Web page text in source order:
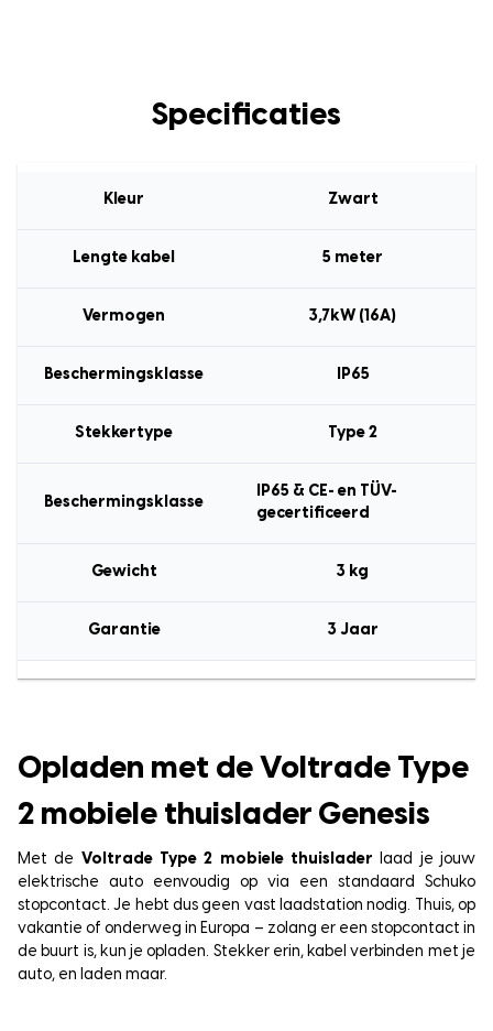
Specificaties
Kleur Zwart
Lengte kabel 5 meter
Vermogen 3,7kW (16A)
Beschermingsklasse IP65
Stekkertype Type 2
Beschermingsklasse
IP65 & CE- en TÜV-
gecertificeerd
Gewicht 3 kg
Garantie 3 Jaar
Opladen met de Voltrade Type
2 mobiele thuislader Genesis
Met de Voltrade Type 2 mobiele thuislader
laad je jouw
elektrische auto eenvoudig op via een standaard Schuko
stopcontact. Je hebt dus geen vast laadstation nodig. Thuis, op
vakantie of onderweg in Europa – zolang er een stopcontact in
de buurt is, kun je opladen. Stekker erin, kabel verbinden met je
auto, en laden maar.